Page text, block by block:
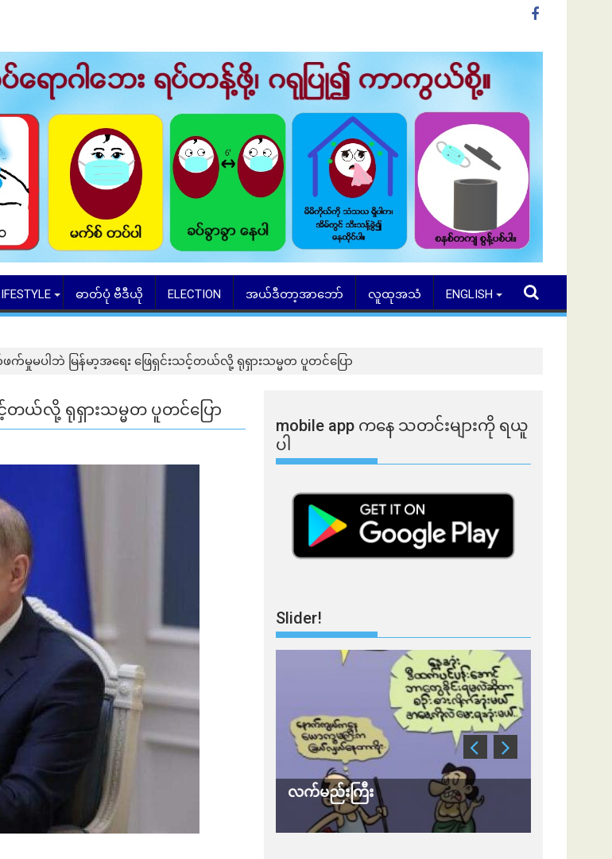
ဓာတ်ပုံ ဗီဒီယို ELECTION အယ်ဒီတာ့အာဘော် လူထုအသံ ENGLISH
က်မှုမပါဘဲ မြန်မာ့အရေး ဖြေရှင်းသင့်တယ်လို့ ရုရှားသမ္မတ ပူတင်ပြော
တယ်လို့ ရုရှားသမ္မတ ပူတင်ပြော
mobile app ​​ကနေ ​​သတင်းများကို ရယူ
ပါ
Slider!
ဘာလျှော့မလဲ လက်မည်းကြီး